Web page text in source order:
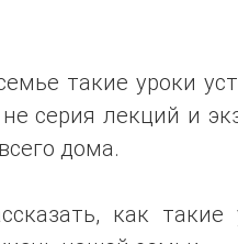
такие уроки
серия лекций и
дома.
как